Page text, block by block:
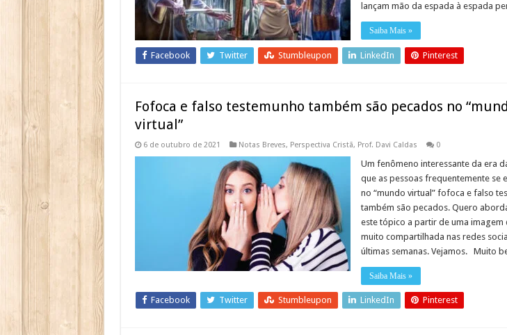
lançam mão da espada à espada
Saiba Mais »
Facebook Twitter Stumbleupon LinkedIn Pinterest
Fofoca e falso testemunho também são pecados no
virtual”
6 de outubro de 2021 Notas Breves, Perspectiva Cristã, Prof. Davi Caldas 0
Um fenômeno interessante da era
que as pessoas frequentemente se
no “mundo virtual” fofoca e falso
também são pecados. Quero
este tópico a partir de uma imagem
muito compartilhada nas redes
últimas semanas. Vejamos. Muito
Saiba Mais »
Facebook Twitter Stumbleupon LinkedIn Pinterest